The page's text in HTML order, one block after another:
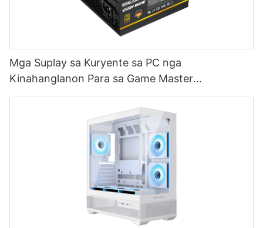
Mga Suplay sa Kuryente sa PC nga
Kinahanglanon Para sa Game Master
ESGM850W